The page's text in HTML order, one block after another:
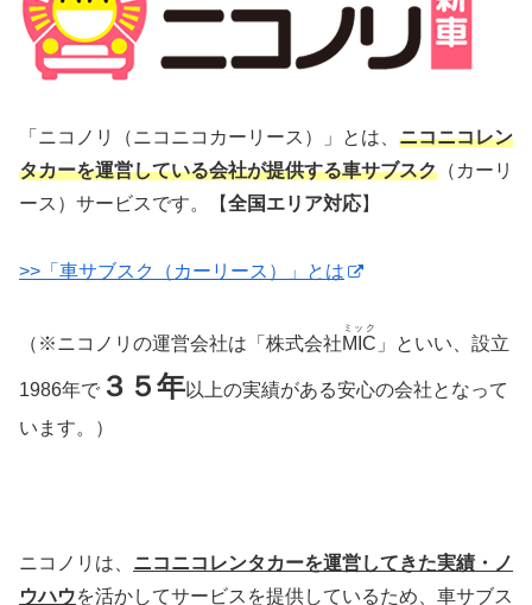
「ニコノリ（ニコニコカーリース）」とは、 ニコニコレン
タカーを運営している会社が提供する車サブスク （カーリ
ース）サービスです。【全国エリア対応】
>>「車サブスク（カーリース）」とは
（※ニコノリの運営会社は「株式会社MIC
ミック
」といい、設立
1986年で ３５年以上の実績がある安心の会社となって
います。）
ニコノリは、 ニコニコレンタカーを運営してきた実績・ノ
ウハウを活かしてサービスを提供しているため、車サブス